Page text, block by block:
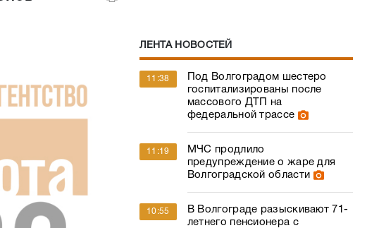
ЛЕНТА НОВОСТЕЙ
11:38
Под Волгоградом шестеро
госпитализированы после
массового ДТП на
федеральной трассе
11:19
МЧС продлило
предупреждение о жаре для
Волгоградской области
10:55
В Волгограде разыскивают 71-
летнего пенсионера с